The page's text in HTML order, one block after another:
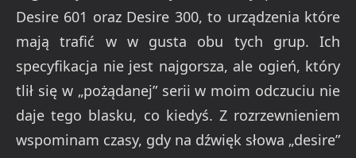
Desire 601 oraz Desire 300, to urządzenia które
mają trafić w w gusta obu tych grup. Ich
specyfikacja nie jest najgorsza, ale ogień, który
tlił się w „pożądanej” serii w moim odczuciu nie
daje tego blasku, co kiedyś. Z rozrzewnieniem
wspominam czasy, gdy na dźwięk słowa „desire”